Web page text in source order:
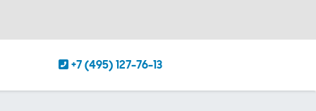
+7 (495) 127-76-13